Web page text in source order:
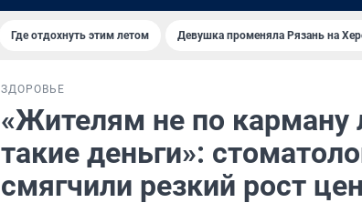
Где отдохнуть этим летом Девушка променяла Рязань на
ЗДОРОВЬЕ
«Жителям не по карману
такие деньги»:
смягчили резкий рост цен